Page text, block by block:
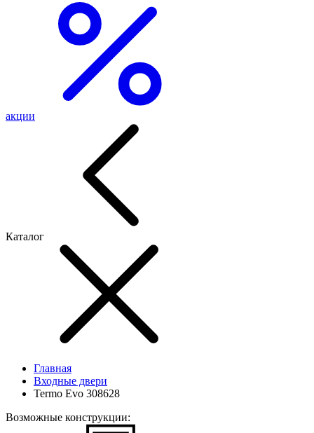
акции
Каталог
Главная
Входные двери
Termo Evo 308628
Возможные конструкции: